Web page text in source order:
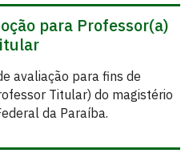
para Professor(a)
avaliação para fins de
Titular) do magistério
da Paraíba.